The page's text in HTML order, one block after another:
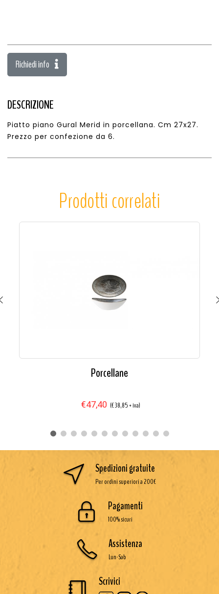
Richiedi info
DESCRIZIONE
Piatto piano Gural Merid in porcellana. Cm 27x27.
Prezzo per confezione da 6.
Prodotti correlati
Porcellane
€47,40 (€ 38,85 + iva)
Spedizioni gratuite
Per ordini superiori a 200€
Pagamenti
100% sicuri
Assistenza
Lun-Sab
Scrivici